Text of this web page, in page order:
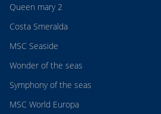
Queen mary 2
Costa Smeralda
MSC Seaside
Wonder of the seas
Symphony of the seas
MSC World Europa